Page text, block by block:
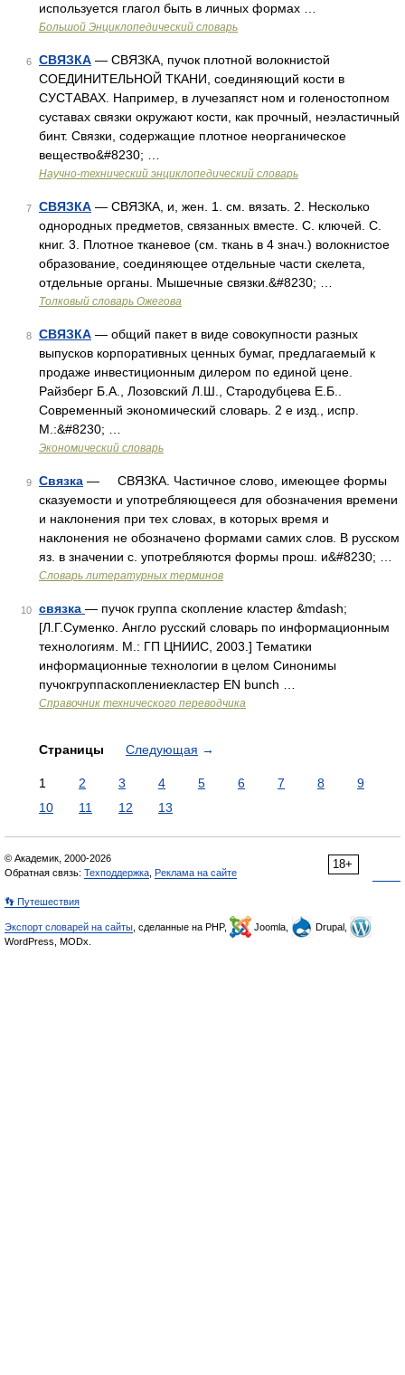
используется глагол быть в личных формах …
Большой Энциклопедический словарь
6 СВЯЗКА — СВЯЗКА, пучок плотной волокнистой
СОЕДИНИТЕЛЬНОЙ ТКАНИ, соединяющий кости в
СУСТАВАХ. Например, в лучезапяст ном и голеностопном
суставах связки окружают кости, как прочный, неэластичный
бинт. Связки, содержащие плотное неорганическое
вещество&#8230; …
Научно-технический энциклопедический словарь
7 СВЯЗКА — СВЯЗКА, и, жен. 1. см. вязать. 2. Несколько
однородных предметов, связанных вместе. С. ключей. С.
книг. 3. Плотное тканевое (см. ткань в 4 знач.) волокнистое
образование, соединяющее отдельные части скелета,
отдельные органы. Мышечные связки.&#8230; …
Толковый словарь Ожегова
8 СВЯЗКА — общий пакет в виде совокупности разных
выпусков корпоративных ценных бумаг, предлагаемый к
продаже инвестиционным дилером по единой цене.
Райзберг Б.А., Лозовский Л.Ш., Стародубцева Е.Б..
Современный экономический словарь. 2 е изд., испр.
М.:&#8230; …
Экономический словарь
9 Связка — СВЯЗКА. Частичное слово, имеющее формы
сказуемости и употребляющееся для обозначения времени
и наклонения при тех словах, в которых время и
наклонения не обозначено формами самих слов. В русском
яз. в значении с. употребляются формы прош. и&#8230; …
Словарь литературных терминов
10 связка — пучок группа скопление кластер &mdash;
[Л.Г.Суменко. Англо русский словарь по информационным
технологиям. М.: ГП ЦНИИС, 2003.] Тематики
информационные технологии в целом Синонимы
пучокгруппаскоплениекластер EN bunch …
Справочник технического переводчика
Страницы Следующая →
1 2 3 4 5 6 7 8
9
10
11 12 13
18+
© Академик, 2000-2026
Обратная связь: Техподдержка Реклама на сайте
👣 Путешествия
Экспорт словарей на сайты , сделанные на PHP, Joomla,
Drupal,
WordPress, MODx.